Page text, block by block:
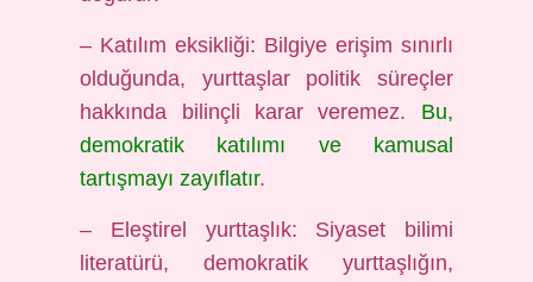
– Katılım eksikliği: Bilgiye erişim sınırlı
olduğunda, yurttaşlar politik süreçler
hakkında bilinçli karar veremez. Bu,
demokratik katılımı ve kamusal
tartışmayı zayıflatır.
– Eleştirel yurttaşlık: Siyaset bilimi
literatürü, demokratik yurttaşlığın,